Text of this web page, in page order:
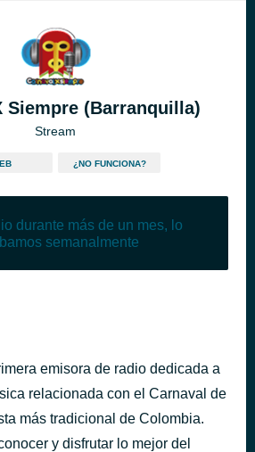
Siempre (Barranquilla)
Stream
¿NO FUNCIONA?
durante más de un mes, lo
semanalmente
emisora de radio dedicada a
relacionada con el Carnaval de
más tradicional de Colombia.
y disfrutar lo mejor del